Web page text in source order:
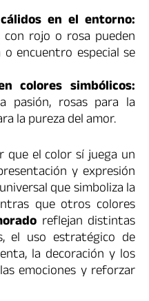
en el entorno:
con rojo o rosa pueden
encuentro especial se
colores simbólicos:
pasión, rosas para la
la pureza del amor.
que el color sí juega un
y expresión
que simboliza la
que otros colores
reflejan distintas
el uso estratégico de
la decoración y los
emociones y reforzar